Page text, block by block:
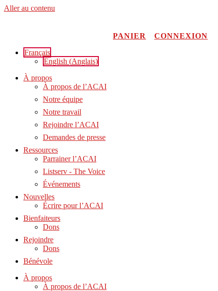
Aller au contenu
PANIER
CONNEXION
Français
English (Anglais)
À propos
À propos de l’ACAI
Notre équipe
Notre travail
Rejoindre l’ACAI
Demandes de presse
Ressources
Parrainer l’ACAI
Listserv - The Voice
Événements
Nouvelles
Écrire pour l’ACAI
Bienfaiteurs
Dons
Rejoindre
Dons
Bénévole
À propos
À propos de l’ACAI